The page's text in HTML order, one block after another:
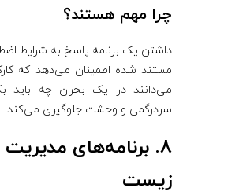
چرا مهم هستند؟
داشتن یک برنامه پاسخ به شرایط
مستند شده اطمینان می‌دهد که
می‌دانند در یک بحران چه باید
سردرگمی و وحشت جلوگیری می‌کند.
8. برنامه‌های
زیست